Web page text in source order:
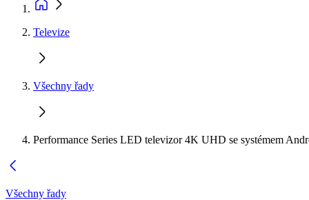
Televize
Všechny řady
Performance Series LED televizor 4K UHD se systémem
Všechny řady